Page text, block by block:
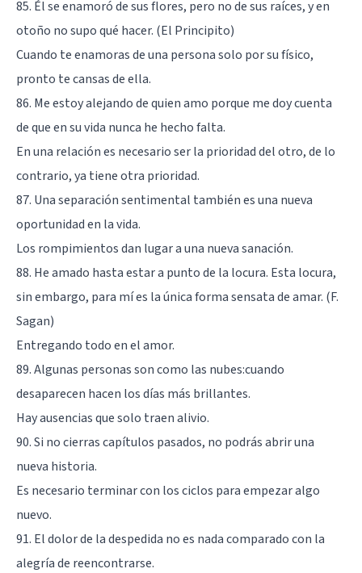
85. Él se enamoró de sus flores, pero no de sus raíces, y en
otoño no supo qué hacer. (El Principito)
Cuando te enamoras de una persona solo por su físico,
pronto te cansas de ella.
86. Me estoy alejando de quien amo porque me doy cuenta
de que en su vida nunca he hecho falta.
En una relación es necesario ser la prioridad del otro, de lo
contrario, ya tiene otra prioridad.
87. Una separación sentimental también es una nueva
oportunidad en la vida.
Los rompimientos dan lugar a una nueva sanación.
88. He amado hasta estar a punto de la locura. Esta locura,
sin embargo, para mí es la única forma sensata de amar. (F.
Sagan)
Entregando todo en el amor.
89. Algunas personas son como las nubes:cuando
desaparecen hacen los días más brillantes.
Hay ausencias que solo traen alivio.
90. Si no cierras capítulos pasados, no podrás abrir una
nueva historia.
Es necesario terminar con los ciclos para empezar algo
nuevo.
91. El dolor de la despedida no es nada comparado con la
alegría de reencontrarse.